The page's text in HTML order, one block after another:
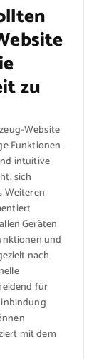
zu
Website
Funktionen
intuitive
sich
Weiteren
Geräten
und
nach
für
mit dem